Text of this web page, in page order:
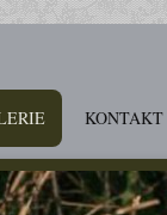
KONTAKT